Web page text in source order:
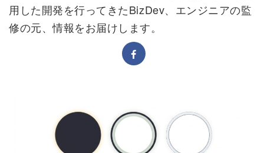
用した開発を行ってきたBizDev、エンジニアの監
修の元、情報をお届けします。